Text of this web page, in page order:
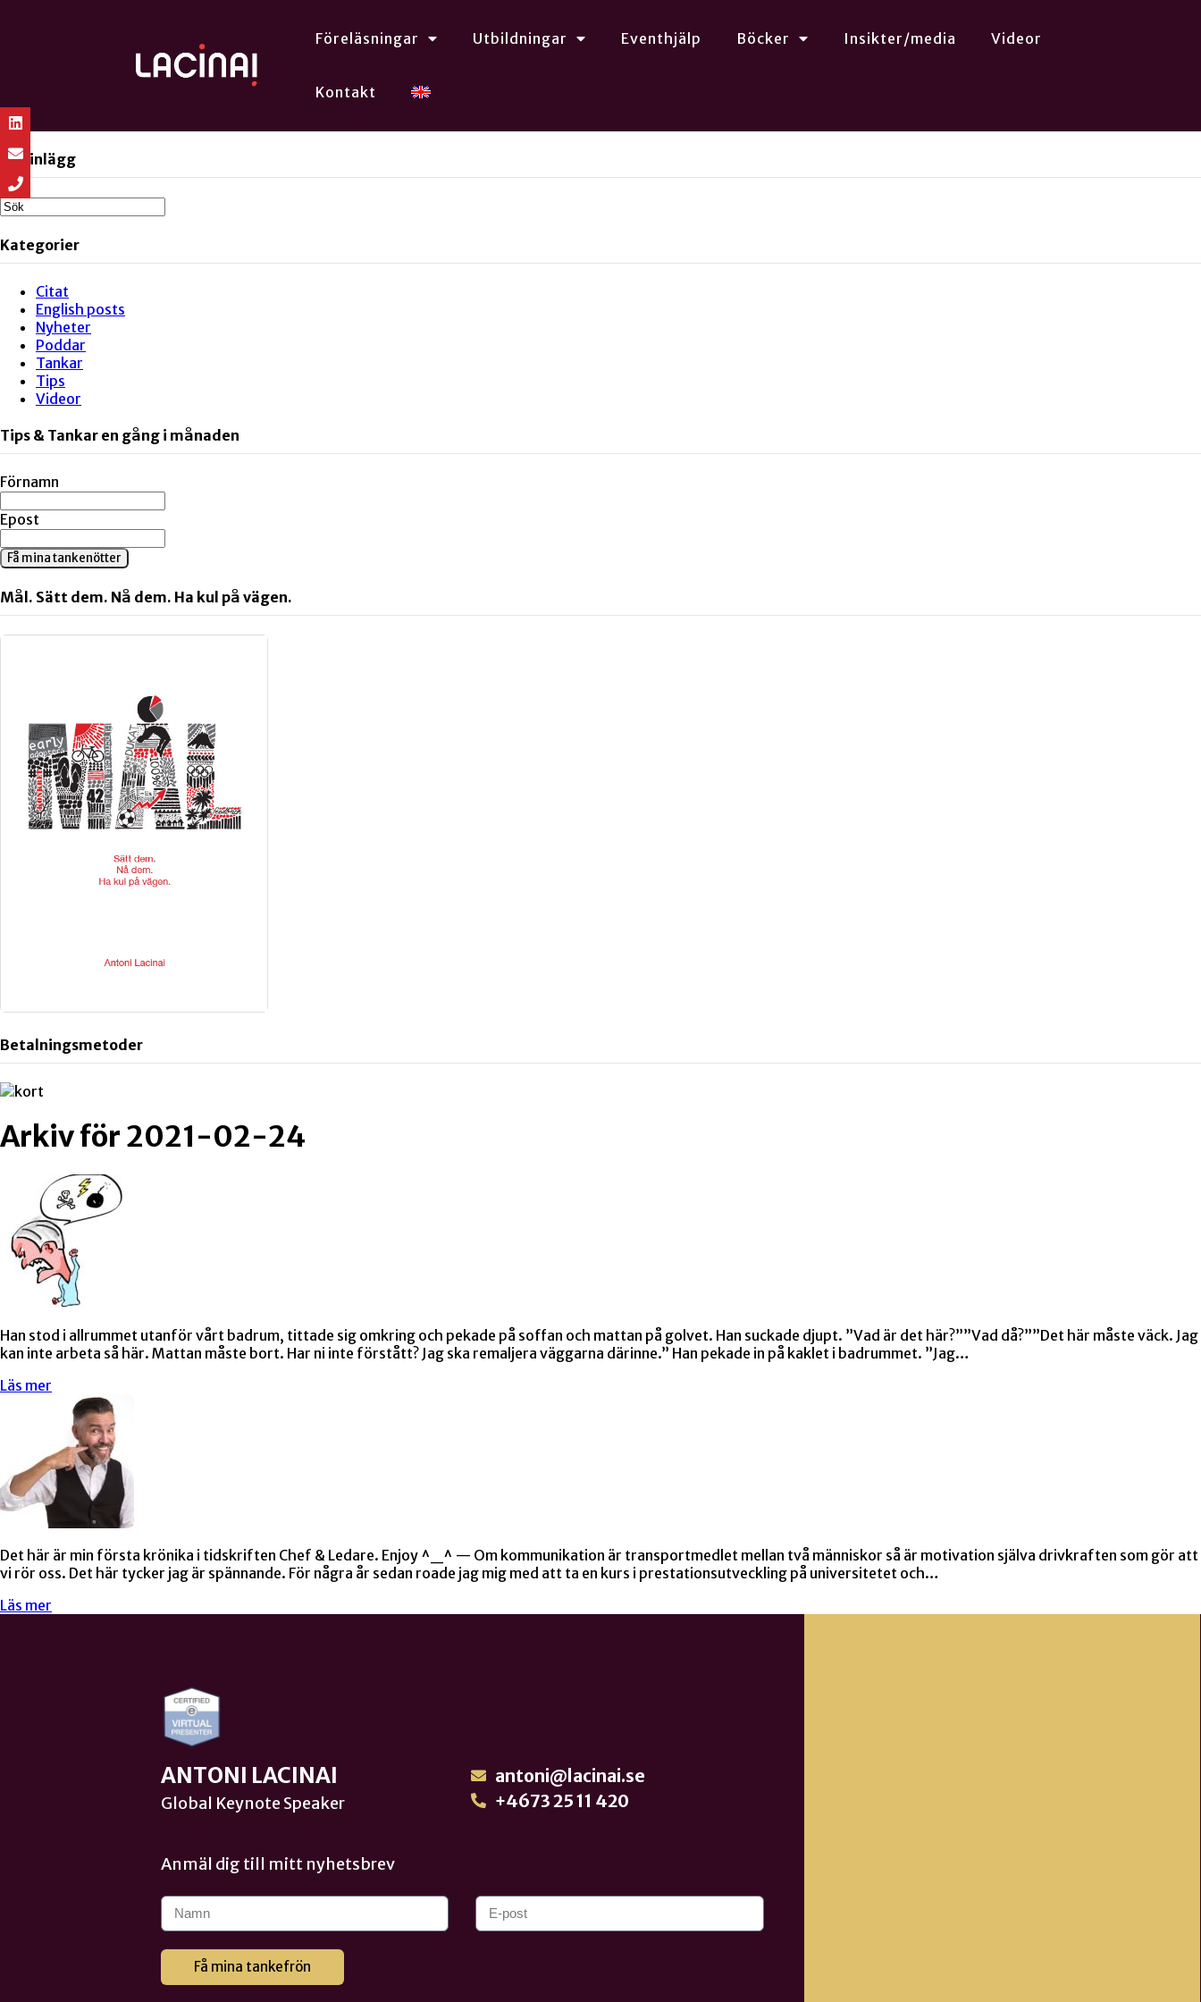
Föreläsningar Utbildningar Eventhjälp Böcker Insikter/media Videor
Kontakt
Sök inlägg
Kategorier
Citat
English posts
Nyheter
Poddar
Tankar
Tips
Videor
Tips & Tankar en gång i månaden
Förnamn
Epost
Få mina tankenötter
Mål. Sätt dem. Nå dem. Ha kul på vägen.
Betalningsmetoder
Arkiv för 2021-02-24
Han stod i allrummet utanför vårt badrum, tittade sig omkring och pekade på soffan och mattan på golvet. Han suckade djupt. ”Vad är det här?””Vad då?””Det här måste väck. Jag
kan inte arbeta så här. Mattan måste bort. Har ni inte förstått? Jag ska remaljera väggarna därinne.” Han pekade in på kaklet i badrummet. ”Jag…
Läs mer
Det här är min första krönika i tidskriften Chef & Ledare. Enjoy ^_^ — Om kommunikation är transportmedlet mellan två människor så är motivation själva drivkraften som gör att
vi rör oss. Det här tycker jag är spännande. För några år sedan roade jag mig med att ta en kurs i prestationsutveckling på universitetet och…
Läs mer
ANTONI LACINAI
Global Keynote Speaker
antoni@lacinai.se
+4673 25 11 420
Anmäl dig till mitt nyhetsbrev
Få mina tankefrön